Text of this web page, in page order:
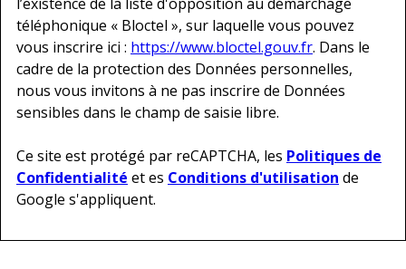
téléphonique « Bloctel », sur laquelle vous pouvez
vous inscrire ici : https://www.bloctel.gouv.fr. Dans le
cadre de la protection des Données personnelles,
nous vous invitons à ne pas inscrire de Données
sensibles dans le champ de saisie libre.
Ce site est protégé par reCAPTCHA, les Politiques de
Confidentialité et es Conditions d'utilisation de
Google s'appliquent.